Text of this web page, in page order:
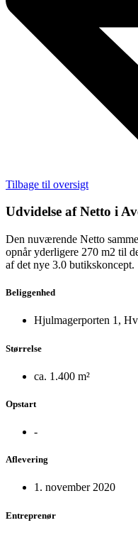
Tilbage til oversigt
Udvidelse af Netto i
Den nuværende Netto
opnår yderligere 270 m2 til
af det nye 3.0 butikskoncept.
Beliggenhed
Hjulmagerporten 1,
Størrelse
ca. 1.400 m²
Opstart
-
Aflevering
1. november 2020
Entreprenør